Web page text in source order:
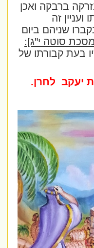
ברבקה ואכן
זה
שניהם ביום
סוטה י"ג]:
בעת קבורתו של
יעקב לחרן.